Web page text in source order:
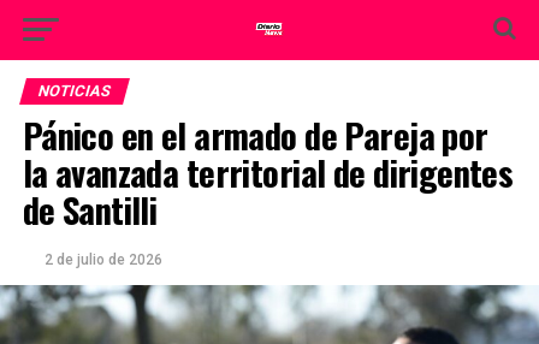
NOTICIAS
Pánico en el armado de Pareja por
la avanzada territorial de dirigentes
de Santilli
2 de julio de 2026